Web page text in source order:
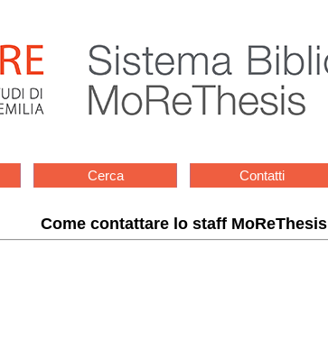
Cerca Contatti
Come contattare lo staff MoReThesis